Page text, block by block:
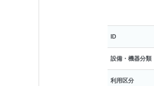
ID
設備・機器分類
利用区分